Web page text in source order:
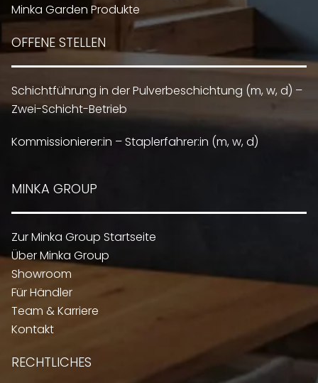
Minka Garden Produkte
OFFENE STELLEN
Schichtführung in der Pulverbeschichtung (m, w, d) –
Zwei-Schicht-Betrieb
Kommissionierer:in – Staplerfahrer:in (m, w, d)
MINKA GROUP
Zur Minka Group Startseite
Über Minka Group
Showroom
Für Händler
Team & Karriere
Kontakt
RECHTLICHES